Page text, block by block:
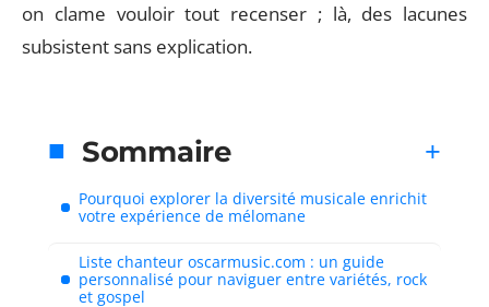
on clame vouloir tout recenser ; là, des lacunes
subsistent sans explication.
Sommaire
Pourquoi explorer la diversité musicale enrichit
votre expérience de mélomane
Liste chanteur oscarmusic.com : un guide
personnalisé pour naviguer entre variétés, rock
et gospel